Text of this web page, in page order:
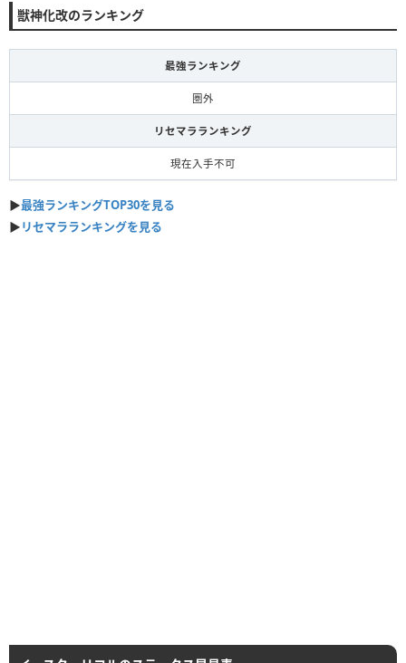
獣神化改のランキング
最強ランキング
圏外
リセマラランキング
現在入手不可
▶︎最強ランキングTOP30を見る
▶︎リセマラランキングを見る